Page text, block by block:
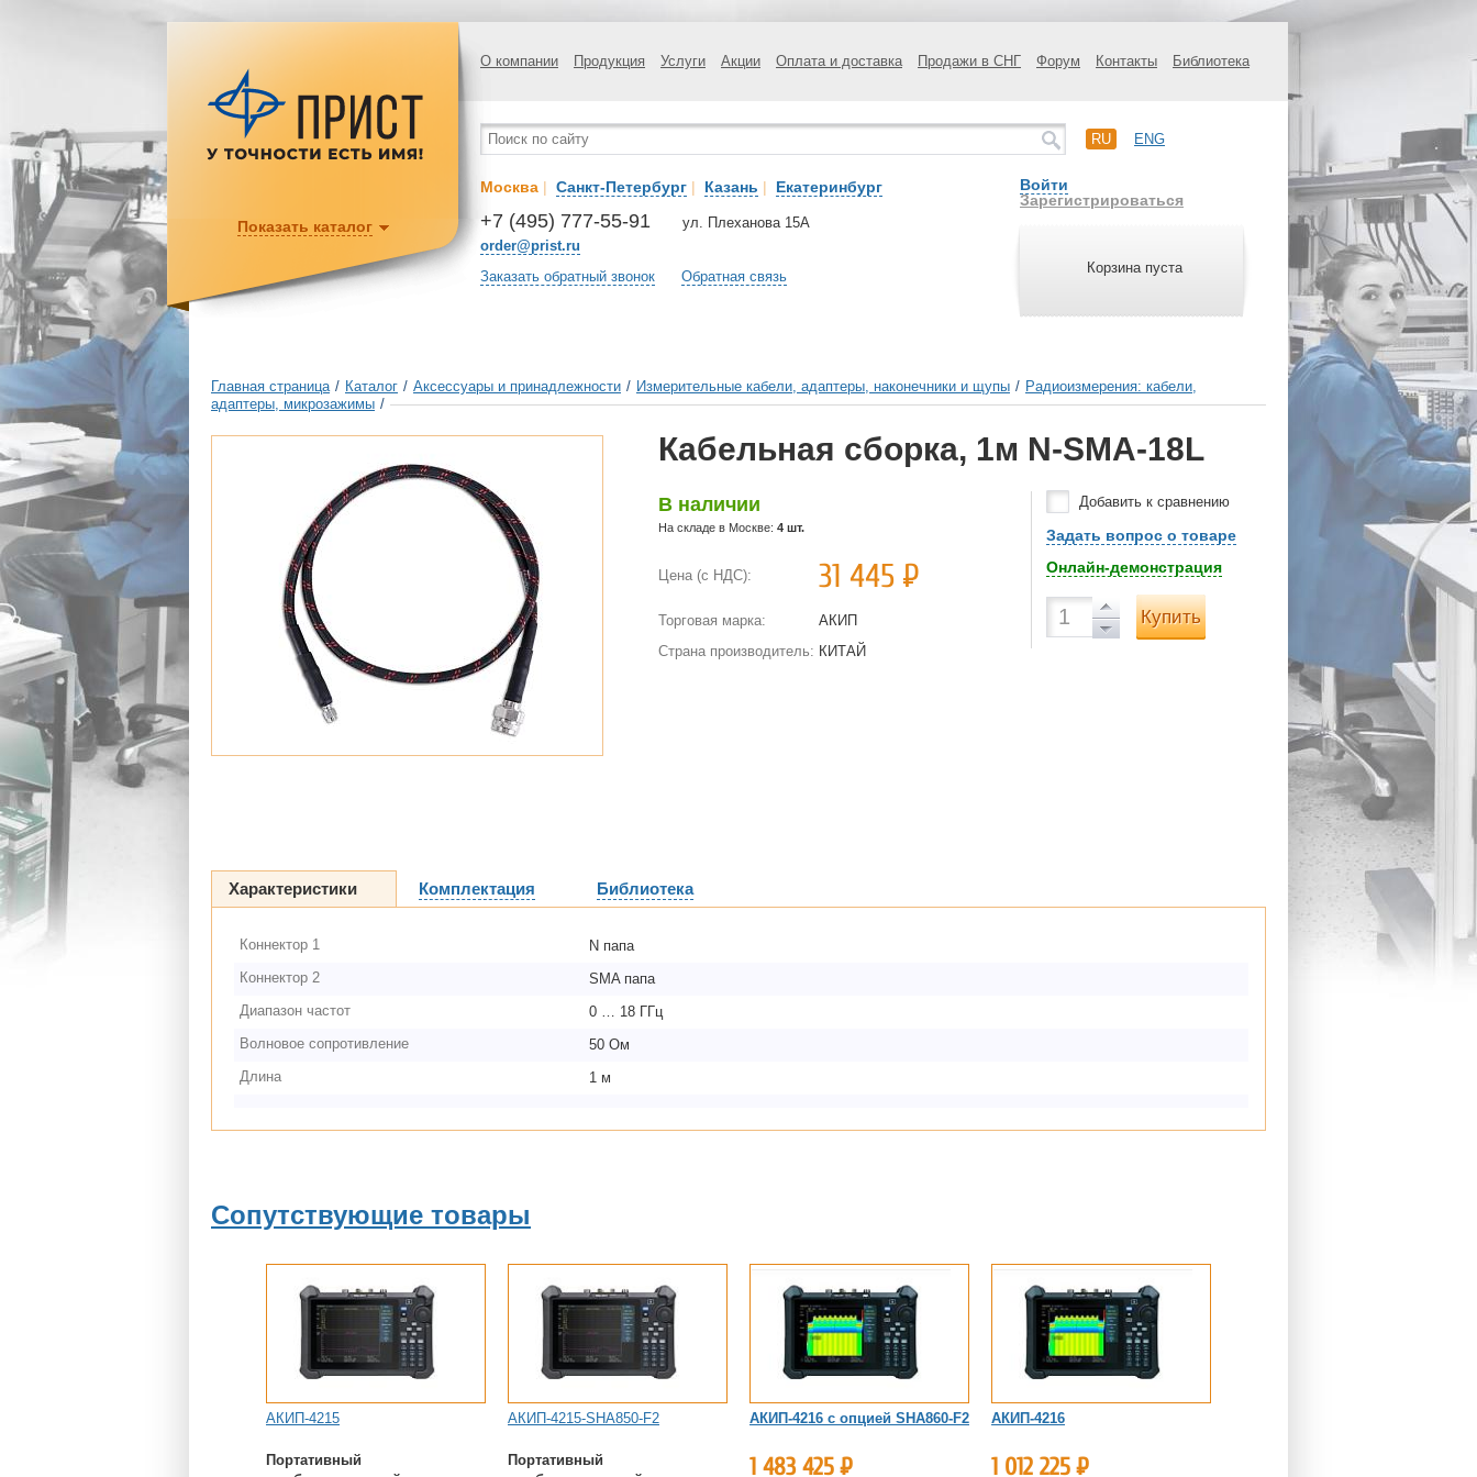
О компании Продукция Услуги Акции Оплата и доставка Продажи в СНГ Форум Контакты Библиотека
RU ENG
Москва | Санкт-Петербург | Казань | Екатеринбург
+7 (495) 777-55-91
order@prist.ru
ул. Плеханова 15А
Заказать обратный звонок Обратная связь
Войти
Зарегистрироваться
Корзина пуста
Показать каталог
Главная страница / Каталог / Аксессуары и принадлежности / Измерительные кабели, адаптеры, наконечники и щупы / Радиоизмерения: кабели,
адаптеры, микрозажимы /
Кабельная сборка, 1м N-SMA-18L
В наличии
На складе в Москве: 4 шт.
Цена (с НДС): 31 445 Р
Торговая марка:
АКИП
Страна производитель: КИТАЙ
Добавить к сравнению
Задать вопрос о товаре
Онлайн-демонстрация
Купить
Характеристики Комплектация Библиотека
Коннектор 1
N папа
Коннектор 2
SMA папа
Диапазон частот
0 … 18 ГГц
Волновое сопротивление
50 Ом
Длина
1 м
Сопутствующие товары
АКИП-4215
Портативный
АКИП-4215-SHA850-F2
Портативный
АКИП-4216 с опцией SHA860-F2
1 483 425Р
АКИП-4216
1 012 225Р